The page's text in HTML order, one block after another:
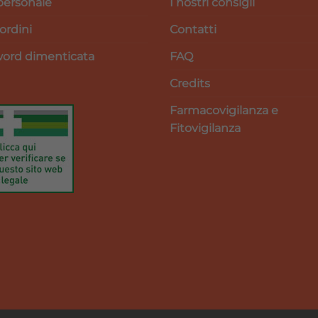
dimenticata
Contatti
FAQ
Credits
Farmacovigilanza e
Fitovigilanza